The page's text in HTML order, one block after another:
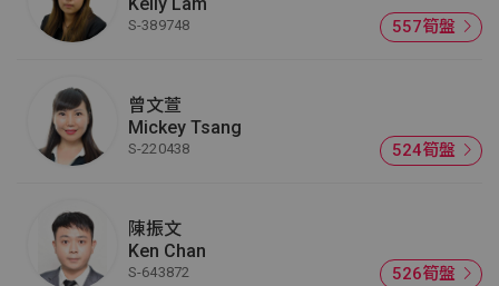
S-389748 557筍盤
曾文萱
Mickey Tsang
S-220438 524筍盤
陳振文
Ken Chan
S-643872 526筍盤